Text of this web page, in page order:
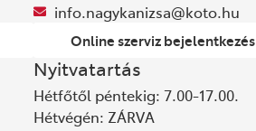
info.nagykanizsa@koto.hu
Online szerviz bejelentkezés
Nyitvatartás
Hétfőtől péntekig: 7.00-17.00.
Hétvégén: ZÁRVA